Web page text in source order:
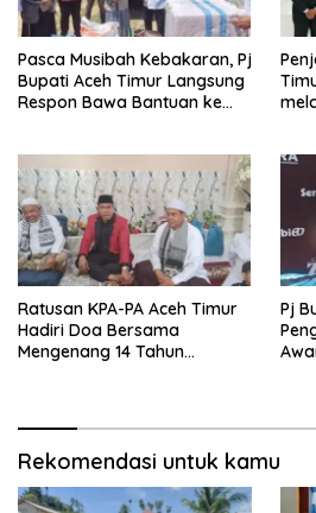
Pasca Musibah Kebakaran, Pj
Bupati Aceh Timur Langsung
Respon Bawa Bantuan ke
Ratusan KPA-PA Aceh Timur
Hadiri Doa Bersama
Mengenang 14 Tahun
Deklarasi Dukungan Mualem
Gubernur dan H. Sulaiman
Paya Pasi
Pj
Rekomendasi untuk kamu